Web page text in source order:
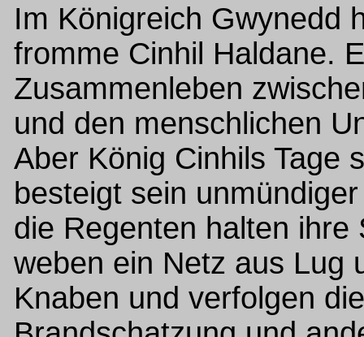
Im Königreich Gwynedd
fromme Cinhil Haldane.
Zusammenleben
und den menschlichen
Aber König Cinhils Tage
besteigt sein
die Regenten halten
weben ein Netz aus Lug
Knaben und verfolgen